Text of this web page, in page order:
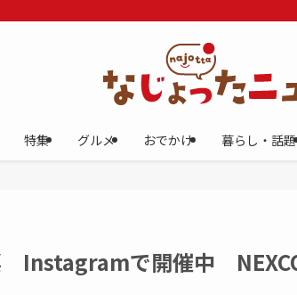
特集 グルメ おでかけ 暮らし・話題
Instagramで開催中